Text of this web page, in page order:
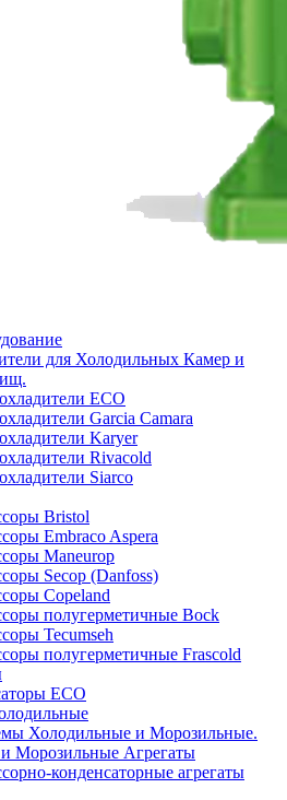
для Холодильных Камер и
ECO
Garcia Camara
Karyer
Rivacold
Siarco
Bristol
Embraco Aspera
Maneurop
Secop (Danfoss)
Copeland
полугерметичные Bock
Tecumseh
полугерметичные Frascold
ECO
Холодильные и Морозильные.
Морозильные Агрегаты
конденсаторные агрегаты